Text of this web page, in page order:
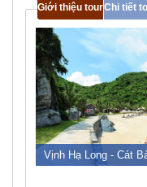
Giới thiệu tourChi tiết
Vịnh Hạ Long - Cát